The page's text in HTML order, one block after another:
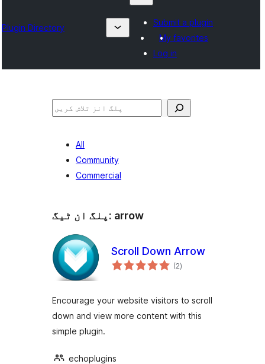
Plugin Directory
Submit a plugin
My favorites
Log in
تلاش
All
Community
Commercial
پلگ ان ٹیگ: arrow
Scroll Down Arrow
(2مجموعی
درجہ
)
Encourage your website visitors to scroll
down and view more content with this
simple plugin.
echoplugins